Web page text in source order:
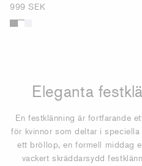
999 SEK
Eleganta
En festklänning är fortfarande
för kvinnor som deltar i
ett bröllop, en formell middag
vackert skräddarsydd